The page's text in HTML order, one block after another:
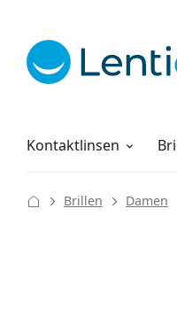
Kontaktlinsen
Pflegemittel
Alles über den Einkauf
Brillen Damen